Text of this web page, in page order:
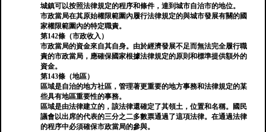
城鎮可以按照法律規定的程序和條件，達到城市自治市的地位。
市政當局在其原始權限範圍內履行法律規定的與城市發展有關的國
家權限範圍內的特定職責。
第142條（市政收入）
市政當局的資金來自其自身。由於經濟發展不足而無法完全履行職
責的市政當局，應確保國家根據法律規定的原則和標準提供額外的
資金。
第143條（地區）
區域是自治的地方社區，管理著更重要的地方事務和法律規定的某
些具有地區重要性的事務。
區域是由法律建立的，該法律還確定了其領土，位置和名稱。國民
議會以出席的代表的三分之二多數票通過了這項法律。在通過法律
的程序中必須確保市政當局的參與。